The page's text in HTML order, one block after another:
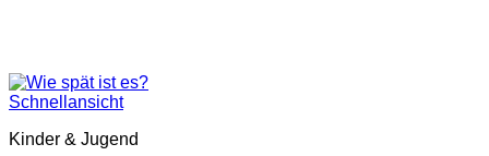
Schnellansicht
Kinder & Jugend